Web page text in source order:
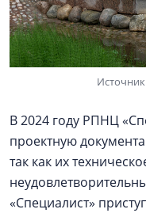
В 2024 году РПНЦ
проектную
так как их
«Специалист»